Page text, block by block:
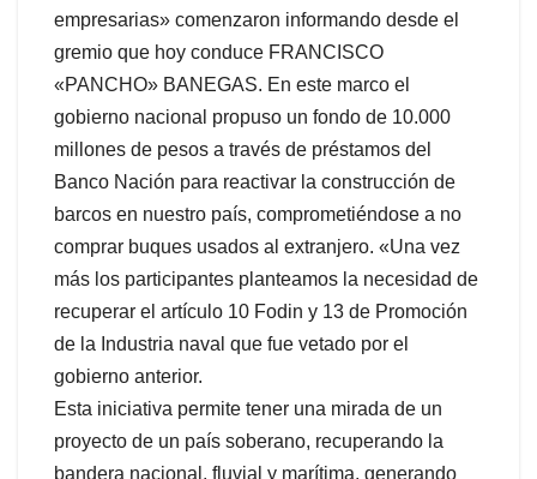
empresarias» comenzaron informando desde el
gremio que hoy conduce FRANCISCO
«PANCHO» BANEGAS. En este marco el
gobierno nacional propuso un fondo de 10.000
millones de pesos a través de préstamos del
Banco Nación para reactivar la construcción de
barcos en nuestro país, comprometiéndose a no
comprar buques usados al extranjero. «Una vez
más los participantes planteamos la necesidad de
recuperar el artículo 10 Fodin y 13 de Promoción
de la Industria naval que fue vetado por el
gobierno anterior.
Esta iniciativa permite tener una mirada de un
proyecto de un país soberano, recuperando la
bandera nacional, fluvial y marítima, generando